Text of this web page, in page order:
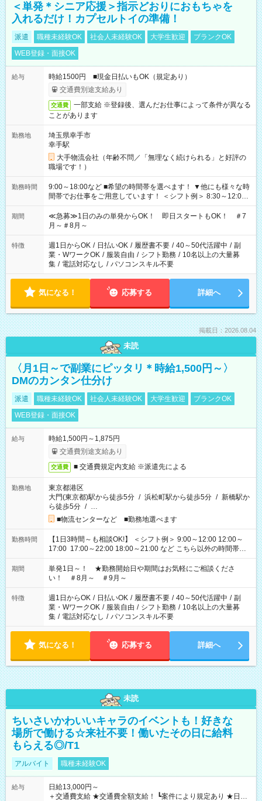
＜単発＊シニア応援＞指示どおりにおもちゃを
入れるだけ！カプセルトイの準備！
派遣 職種未経験OK 社会人未経験OK 大学生歓迎
ブランクOK
WEB登録・面接OK
給与
時給1500円 ■現金日払いもOK（規定あり）
交通費別途支給あり
交通費
一部支給 ※登録後、選んだお仕事によって条件が異なる
ことがあります
勤務地
埼玉県幸手市
幸手駅
大手物流会社（年齢不問／「無理なく続けられる」と好評の
職場です！）
勤務時間
9:00～18:00など ■希望の時間帯を選べます！ ▼他にも様々な時
間帯でお仕事をご用意しています！ ＜シフト例＞ 8:30～12:00
17:00～22:00 13:00～22:00 22:00～翌6:00 など
期間
≪急募≫1日のみの単発からOK！ 即日スタートもOK！ ＃7
月～＃8月～
特徴 週1日からOK / 日払いOK / 履歴書不要 / 40～50代活躍中 / 副
業・WワークOK / 服装自由 / シフト勤務 / 10名以上の大量募
集 / 電話対応なし / パソコンスキル不要
気になる！ 応募する 詳細へ
掲載日：2026.08.04
未読
〈月1日～で副業にピッタリ＊時給1,500円～〉
DMのカンタン仕分け
派遣 職種未経験OK 社会人未経験OK 大学生歓迎
ブランクOK
WEB登録・面接OK
給与
時給1,500円～1,875円
交通費別途支給あり
交通費 ■ 交通費規定内支給 ※派遣先による
勤務地
東京都港区
大門(東京都)駅から徒歩5分 / 浜松町駅から徒歩5分 / 新橋駅か
ら徒歩5分 / …
■物流センターなど ■勤務地選べます
勤務時間
【1日3時間～も相談OK!】 ＜シフト例＞ 9:00～12:00 12:00～
17:00 17:00～22:00 18:00～21:00 など こちら以外の時間帯も
お気軽にご相談ください！
期間
単発1日～！ ★勤務開始日や期間はお気軽にご相談くださ
い！ ＃8月～ ＃9月～
特徴 週1日からOK / 日払いOK / 履歴書不要 / 40～50代活躍中 / 副
業・WワークOK / 服装自由 / シフト勤務 / 10名以上の大量募
集 / 電話対応なし / パソコンスキル不要
気になる！ 応募する 詳細へ
未読
ちいさいかわいいキャラのイベントも！好きな
場所で働ける☆来社不要！働いたその日に給料
もらえる◎/T1
アルバイト 職種未経験OK
給与
日給13,000円～
＋交通費支給 ★交通費全額支給！ ┗案件により規定あり ★日払